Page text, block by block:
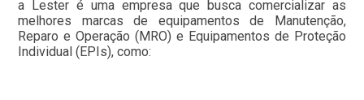
a Lester é uma empresa que busca comercializar as
melhores marcas de equipamentos de Manutenção,
Reparo e Operação (MRO) e Equipamentos de Proteção
Individual (EPIs), como: